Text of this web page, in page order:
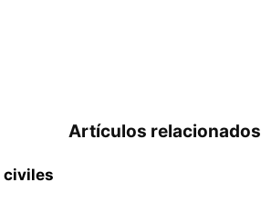
Artículos relacionados
civiles